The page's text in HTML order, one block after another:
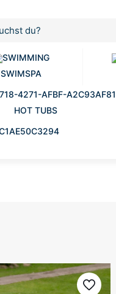
SWIMSPA
HOT TUBS